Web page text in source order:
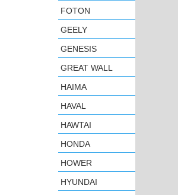
FOTON
GEELY
GENESIS
GREAT WALL
HAIMA
HAVAL
HAWTAI
HONDA
HOWER
HYUNDAI